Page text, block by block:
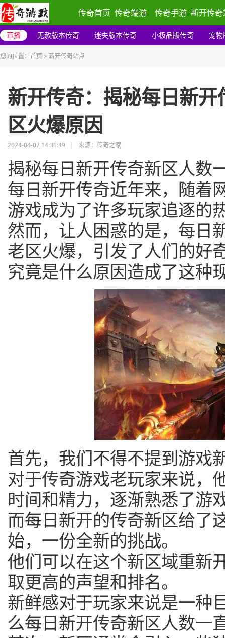
传奇首页 传奇端游 传奇手游 新开传
直播 无赦版本传奇 迷失版本传奇 小极品版传奇 宠
您的位置： 首页 > 新开传奇站点
新开传奇：揭秘每日新
区火爆原因
2024-04-07 14:31:49 | 来源：传奇之家
揭秘每日新开传奇新区人数
每日新开传奇近年来，随着
游戏成为了许多玩家追逐的
然而，让人困惑的是，每日
老区火爆，引发了人们的好
究竟是什么原因造成了这种
首先，我们不得不提到游戏
对于传奇游戏老玩家来说，
时间和精力，逐渐熟悉了游
而每日新开的传奇新区给了
始，一份全新的挑战。
他们可以在这个新区域重新
取更高的声望和排名。
新鲜感对于玩家来说是一种
么每日新开传奇新区人数一